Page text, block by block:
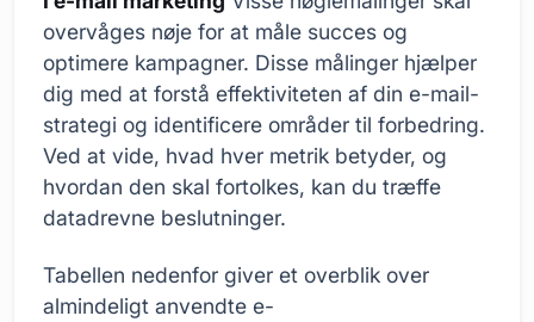
overvåges nøje for at måle succes og
optimere kampagner. Disse målinger hjælper
dig med at forstå effektiviteten af din e-mail-
strategi og identificere områder til forbedring.
Ved at vide, hvad hver metrik betyder, og
hvordan den skal fortolkes, kan du træffe
datadrevne beslutninger.
Tabellen nedenfor giver et overblik over
almindeligt anvendte e-